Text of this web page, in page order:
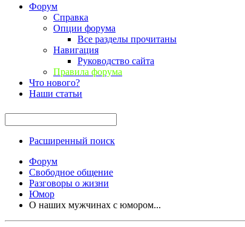
Форум
Справка
Опции форума
Все разделы прочитаны
Навигация
Руководство сайта
Правила форума
Что нового?
Наши статьи
Расширенный поиск
Форум
Свободное общение
Разговоры о жизни
Юмор
О наших мужчинах с юмором...